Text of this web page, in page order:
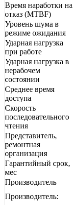
Время наработки на
отказ (МТBF)
Уровень шума в
режиме ожидания
Ударная нагрузка
при работе
Ударная нагрузка в
нерабочем
состоянии
Среднее время
доступа
Скорость
последовательного
чтения
Представитель,
ремонтная
организация
Гарантийный срок,
мес
Производитель
Производитель: